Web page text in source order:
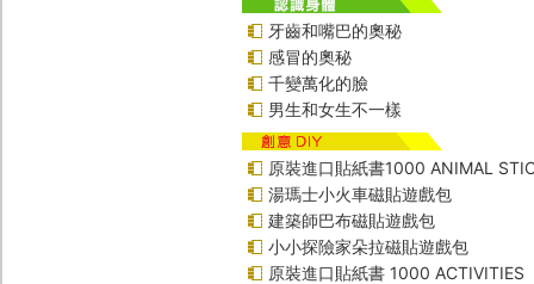
牙齒和嘴巴的奧秘
感冒的奧秘
千變萬化的臉
男生和女生不一樣
原裝進口貼紙書1000 ANIMAL
湯瑪士小火車磁貼遊戲包
建築師巴布磁貼遊戲包
小小探險家朵拉磁貼遊戲包
原裝進口貼紙書 1000 ACTIVITIES